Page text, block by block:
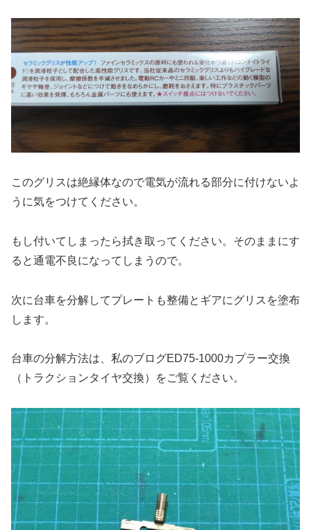
このグリスは絶縁体なので電気が流れる部分に付けないよ
うに気をつけてください。
もし付いてしまったら拭き取ってください。そのままにす
ると通電不良になってしまうので。
次に台車を分解してプレートも整備とギアにグリスを塗布
します。
台車の分解方法は、私のブログED75-1000カプラー交換
（トラクションタイヤ交換）をご覧ください。